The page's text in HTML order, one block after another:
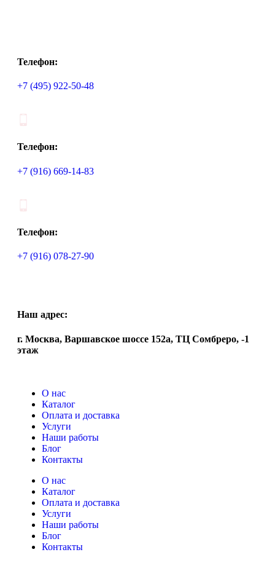
Телефон:
+7 (495) 922-50-48
Телефон:
+7 (916) 669-14-83
Телефон:
+7 (916) 078-27-90
Наш адрес:
г. Москва, Варшавское шоссе 152а, ТЦ Сомбреро, -1
этаж
О нас
Каталог
Оплата и доставка
Услуги
Наши работы
Блог
Контакты
О нас
Каталог
Оплата и доставка
Услуги
Наши работы
Блог
Контакты